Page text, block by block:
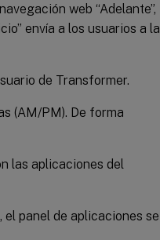
web “Adelante”,
envía a los usuarios a la
de Transformer.
(AM/PM). De forma
las aplicaciones del
el panel de aplicaciones se